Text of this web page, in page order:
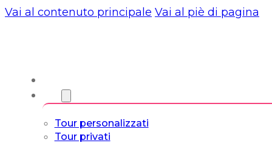
Vai al contenuto principale Vai al piè di pagina
Tour personalizzati
Tour privati